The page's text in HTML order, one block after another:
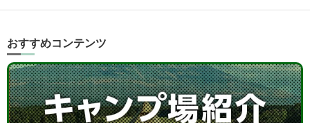
おすすめコンテンツ